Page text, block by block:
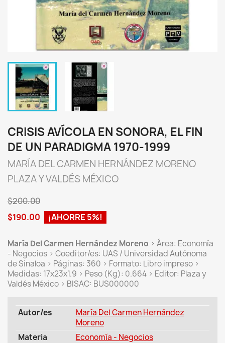
CRISIS AVÍCOLA EN SONORA, EL FIN
DE UN PARADIGMA 1970-1999
MARÍA DEL CARMEN HERNÁNDEZ MORENO
PLAZA Y VALDÉS MÉXICO
$200.00
$190.00
¡AHORRE 5%!
María Del Carmen Hernández Moreno > Área: Economía
- Negocios > Coeditor/es: UAS / Universidad Autónoma
de Sinaloa > Páginas: 360 > Formato: Libro impreso >
Medidas: 17x23x1.9 > Peso (Kg): 0.664 > Editor: Plaza y
Valdés México > BISAC: BUS000000
Autor/es
María Del Carmen Hernández
Moreno
Materia
Economía - Negocios